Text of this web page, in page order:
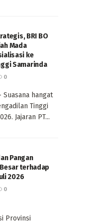
BRI BO
Mada
ke
Samarinda
0
Suasana hangat
Tinggi
Jajaran PT...
Pangan
terhadap
2026
0
Provinsi